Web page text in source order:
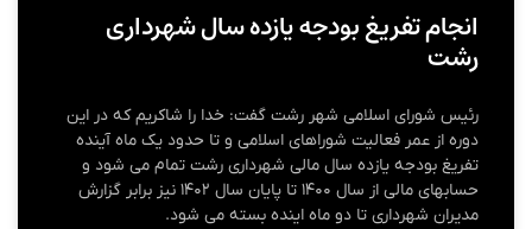
انجام تفریغ بودجه یازده سال شهرداری
رشت
رئیس شورای اسلامی شهر رشت گفت: خدا را شاکریم که در این
دوره از عمر فعالیت شوراهای اسلامی و تا حدود یک ماه آینده
تفریغ بودجه یازده سال مالی شهرداری رشت تمام می شود و
حسابهای مالی از سال ۱۴۰۰ تا پایان سال ۱۴۰۲ نیز برابر گزارش
مدیران شهرداری تا دو ماه اینده بسته می شود.